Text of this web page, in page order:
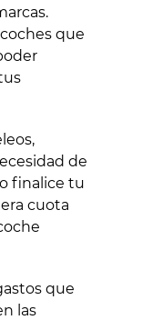
que
de
finalice tu
cuota
que
las